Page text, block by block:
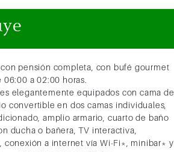
con pensión completa, con bufé gourmet
06:00 a 02:00 horas.
elegantemente equipados con cama de
convertible en dos camas individuales,
amplio armario, cuarto de baño
ducha o bañera, TV interactiva,
conexión a internet vía Wi-Fi*, minibar* y